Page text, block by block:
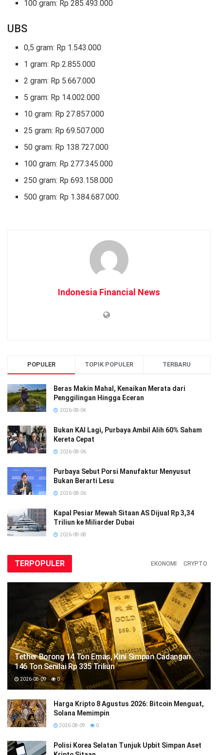
100 gram: Rp 285.493.000
UBS
0,5 gram: Rp 1.543.000
1 gram: Rp 2.855.000
2 gram: Rp 5.667.000
5 gram: Rp 14.002.000
10 gram: Rp 27.857.000
25 gram: Rp 69.507.000
50 gram: Rp 138.727.000
100 gram: Rp 277.345.000
250 gram: Rp 693.158.000
500 gram: Rp 1.384.687.000.
Indonesia Financial News
POPULER TOPIK POPULER TERBARU
Beras Makin Mahal, Kenaikan Merata dari
Penggilingan Hingga Eceran
2026-08-04
Bukan KAI Lagi, Purbaya Ambil Alih 60% Saham
Kereta Cepat
2026-08-06
Purbaya Sebut Porsi Manufaktur Menyusut
Bukan Berarti Lesu
2026-08-06
Kapal Pesiar Mewah Sitaan AS Dijual Rp 3,34
Triliun ke Miliarder Dubai
2026-08-08
TERPOPULER EKONOMI CRYPTO
Tether Borong 14 Ton Emas, Kini Simpan Cadangan
146 Ton Senilai Rp 335 Triliun
2026-08-09 0
Harga Kripto 8 Agustus 2026: Bitcoin Menguat,
Solana Memimpin
2026-08-09 0
Polisi Korea Selatan Tunjuk Upbit Simpan Aset